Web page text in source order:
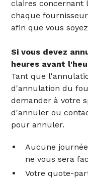
claires concernant
chaque
afin que vous
Si vous devez
heures avant
Tant que
d'annulation du
demander à votre
d'annuler ou
pour annuler.
Aucune
ne vous sera
Votre quote-